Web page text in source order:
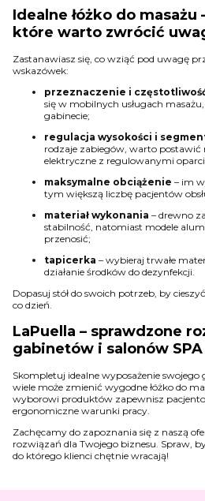
Idealne łóżko do masażu
które warto zwrócić
Zastanawiasz się, co wziąć pod uwagę
wskazówek:
przeznaczenie i
się w mobilnych usługach
gabinecie;
regulacja wysokości i
rodzaje zabiegów, warto postawić
elektryczne z regulowanymi
maksymalne obciążenie – im
tym większą liczbę pacjentów
materiał wykonania – drewno
stabilność, natomiast modele
przenosić;
tapicerka – wybieraj trwałe
działanie środków do dezynfekcji.
Dopasuj stół do swoich potrzeb, by
co dzień.
LaPuella – sprawdzone
gabinetów i salonów SPA
Skompletuj idealne wyposażenie
wiele może zmienić wygodne łóżko do
wyborowi produktów zapewnisz
ergonomiczne warunki pracy.
Zachęcamy do zapoznania się z naszą
rozwiązań dla Twojego biznesu. Spraw,
do którego klienci chętnie wracają!